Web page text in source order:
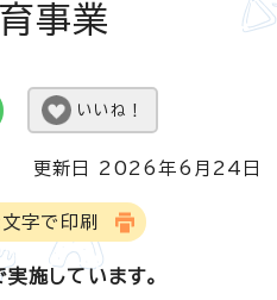
事業
いいね！
更新日 2026年6月24日
字で印刷
施しています。